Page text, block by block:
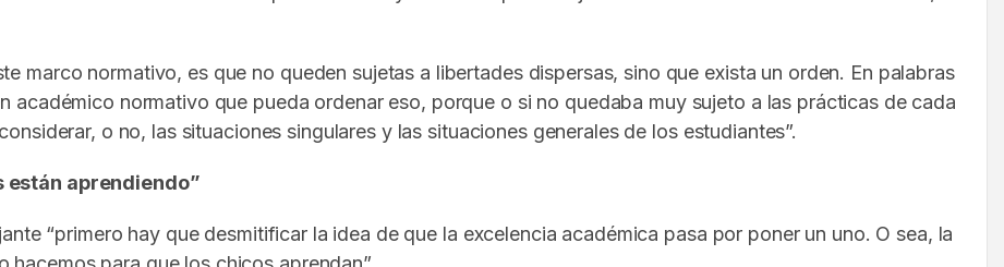
marco normativo, es que no queden sujetas a libertades dispersas, sino que exista un orden. En palabras
académico normativo que pueda ordenar eso, porque o si no quedaba muy sujeto a las prácticas de cada
o no, las situaciones singulares y las situaciones generales de los estudiantes”.
están aprendiendo”
“primero hay que desmitificar la idea de que la excelencia académica pasa por poner un uno. O sea, la